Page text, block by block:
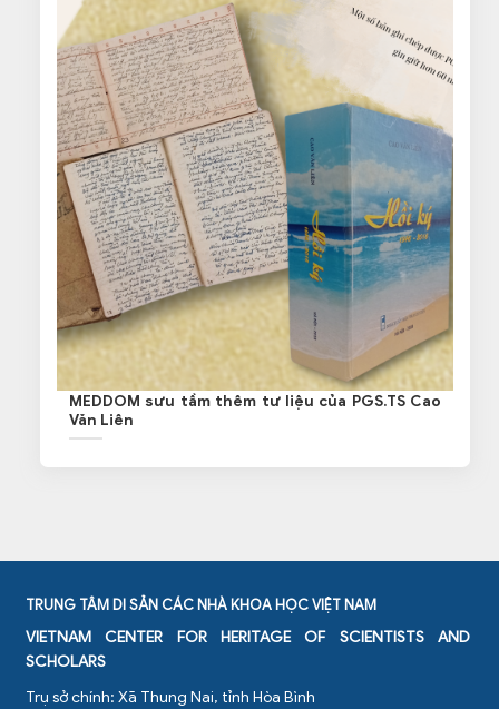
MEDDOM sưu tầm thêm tư liệu của PGS.TS Cao
Văn Liên
TRUNG TÂM DI SẢN CÁC NHÀ KHOA HỌC VIỆT NAM
VIETNAM CENTER FOR HERITAGE OF SCIENTISTS AND
SCHOLARS
Trụ sở chính: Xã Thung Nai, tỉnh Hòa Bình